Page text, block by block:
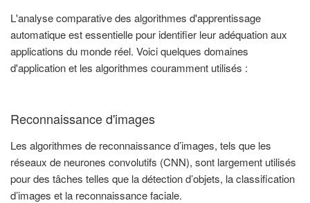
L'analyse comparative des algorithmes d'apprentissage
automatique est essentielle pour identifier leur adéquation aux
applications du monde réel. Voici quelques domaines
d'application et les algorithmes couramment utilisés :
Reconnaissance d'images
Les algorithmes de reconnaissance d’images, tels que les
réseaux de neurones convolutifs (CNN), sont largement utilisés
pour des tâches telles que la détection d’objets, la classification
d’images et la reconnaissance faciale.